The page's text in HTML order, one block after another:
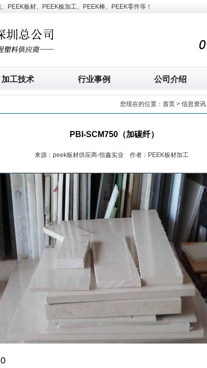
PEEK板材、PEEK板加工、PEEK棒、PEEK零件等！
加工技术 行业事例 公司介绍
您现在的位置： 首页 > 信息资讯
PBI-SCM750（加碳纤）
来源：peek板材供应商-恒鑫实业 作者：PEEK板材加工